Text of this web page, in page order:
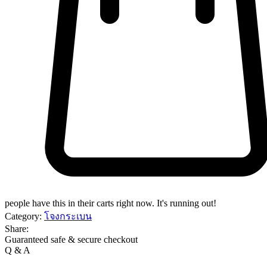
people have this in their carts right now. It's running out!
Category: โจงกระเบน
Share:
Guaranteed safe & secure checkout
Q & A